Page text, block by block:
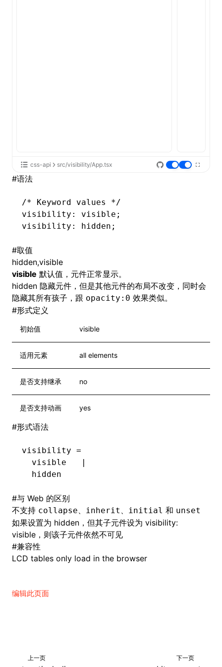
css-api src/visibility/App.tsx
#语法
/* Keyword values */
visibility: visible;
visibility: hidden;
#取值
hidden,visible
visible 默认值，元件正常显示。
hidden 隐藏元件，但是其他元件的布局不改变，同时会
隐藏其所有孩子，跟 opacity:0 效果类似。
#形式定义
初始值 visible
适用元素 all elements
是否支持继承 no
是否支持动画 yes
#形式语法
visibility =
  visible   |
  hidden
#与 Web 的区别
不支持 collapse、 inherit 、 initial 和 unset
如果设置为 hidden，但其子元件设为 visibility:
visible，则该子元件依然不可见
#兼容性
LCD tables only load in the browser
编辑此页面
上一页 下一页